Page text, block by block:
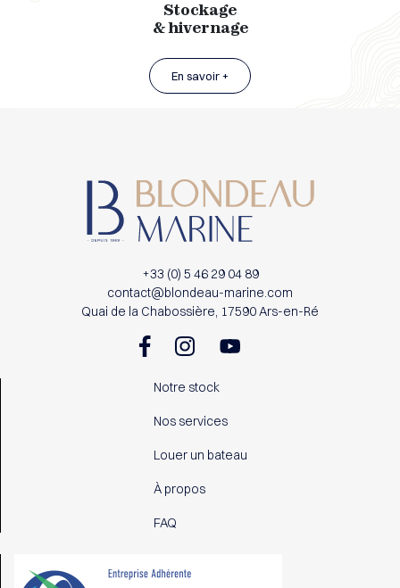
Stockage
& hivernage
En savoir +
+33 (0) 5 46 29 04 89
contact@blondeau-marine.com
Quai de la Chabossière, 17590 Ars-en-Ré
Notre stock
Nos services
Louer un bateau
À propos
FAQ